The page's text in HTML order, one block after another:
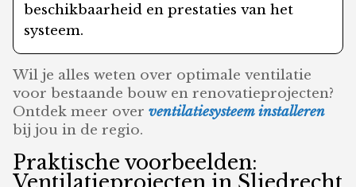
beschikbaarheid en prestaties van het
systeem.
Wil je alles weten over optimale ventilatie
voor bestaande bouw en renovatieprojecten?
Ontdek meer overventilatiesysteem installeren
bij jou in de regio.
Praktische voorbeelden: